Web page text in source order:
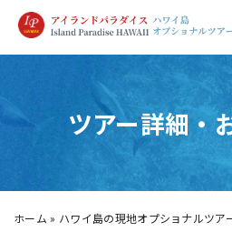
ツアー詳細・
ホーム » ハワイ島の現地オプショナルツア